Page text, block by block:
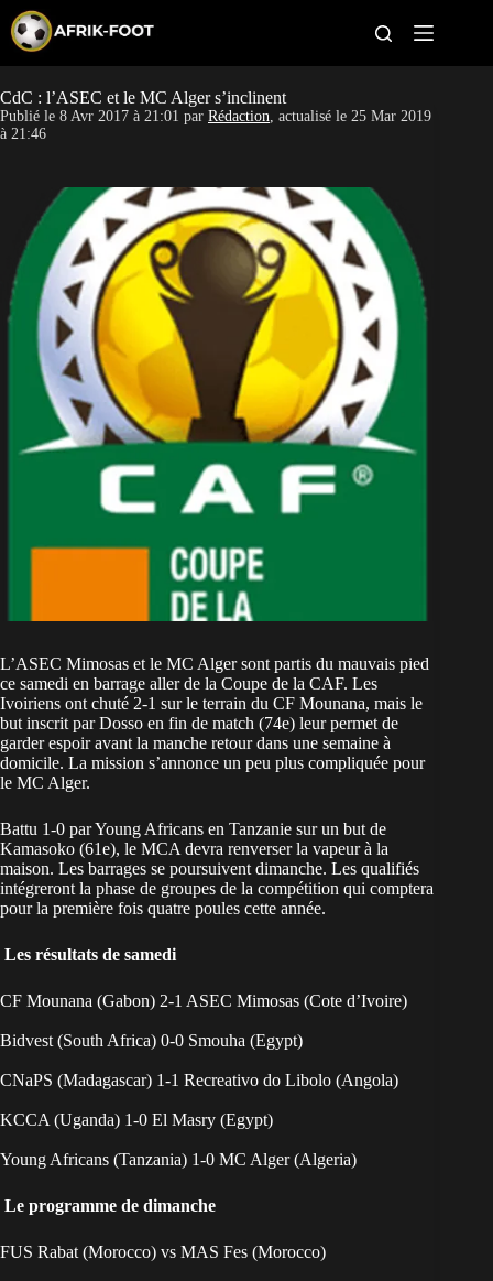
p
o
c
CAN féminine
Pays
Clubs
Classement
Paris sportifs
CdC : l’ASEC et le MC Alger s’inclinent
Publié le 8 Avr 2017 à 21:01 par Rédaction, actualisé le 25 Mar 2019
à 21:46
L’ASEC Mimosas et le MC Alger sont partis du mauvais pied
ce samedi en barrage aller de la Coupe de la CAF. Les
Ivoiriens ont chuté 2-1 sur le terrain du CF Mounana, mais le
but inscrit par Dosso en fin de match (74e) leur permet de
garder espoir avant la manche retour dans une semaine à
domicile. La mission s’annonce un peu plus compliquée pour
le MC Alger.
Battu 1-0 par Young Africans en Tanzanie sur un but de
Kamasoko (61e), le MCA devra renverser la vapeur à la
maison. Les barrages se poursuivent dimanche. Les qualifiés
intégreront la phase de groupes de la compétition qui comptera
pour la première fois quatre poules cette année.
Les résultats de samedi
CF Mounana (Gabon) 2-1 ASEC Mimosas (Cote d’Ivoire)
Bidvest (South Africa) 0-0 Smouha (Egypt)
CNaPS (Madagascar) 1-1 Recreativo do Libolo (Angola)
KCCA (Uganda) 1-0 El Masry (Egypt)
Young Africans (Tanzania) 1-0 MC Alger (Algeria)
Le programme de dimanche
FUS Rabat (Morocco) vs MAS Fes (Morocco)